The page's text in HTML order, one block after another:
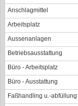
Anschlagmittel
Arbeitsplatz
Aussenanlagen
Betriebsausstattung
Büro - Arbeitsplatz
Büro - Ausstattung
Faßhandling u.-abfüllung